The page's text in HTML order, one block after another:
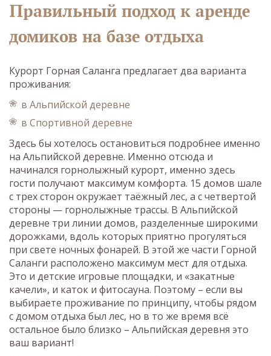
Правильный подход к аренде
домиков на базе отдыха
Курорт Горная Саланга предлагает два варианта
проживания:
в Альпийской деревне
в Спортивной деревне
Здесь бы хотелось остановиться подробнее именно
на Альпийской деревне. Именно отсюда и
начинался горнолыжный курорт, именно здесь
гости получают максимум комфорта. 15 домов шале
с трех сторон окружает таёжный лес, а с четвертой
стороны — горнолыжные трассы. В Альпийской
деревне три линии домов, разделенные широкими
дорожками, вдоль которых приятно прогуляться
при свете ночных фонарей. В этой же части Горной
Саланги расположено максимум мест для отдыха.
Это и детские игровые площадки, и «закатные
качели», и каток и фитосауна. Поэтому – если вы
выбираете проживание по принципу, чтобы рядом
с домом отдыха был лес, но в то же время всё
остальное было близко – Альпийская деревня это
ваш вариант!